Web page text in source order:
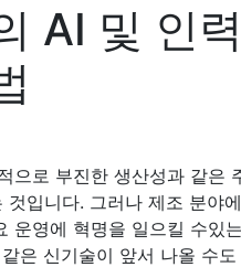
AI 및 인
으로 부진한 생산성과 같은
것입니다. 그러나 제조 분야
운영에 혁명을 일으킬 수있
은 신기술이 앞서 나올 수